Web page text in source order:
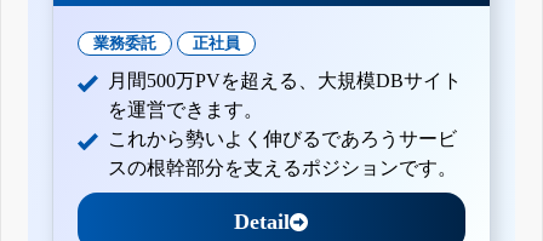
業務委託 正社員
月間500万PVを超える、大規模DBサイト
を運営できます。
これから勢いよく伸びるであろうサービ
スの根幹部分を支えるポジションです。
Detail